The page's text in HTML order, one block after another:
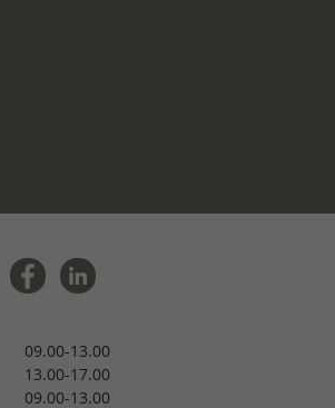
09.00-13.00
13.00-17.00
09.00-13.00